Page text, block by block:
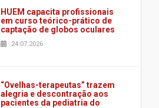
HUEM capacita profissionais
em curso teórico-prático de
captação de globos oculares
24.07.2026
“Ovelhas-terapeutas” trazem
alegria e descontração aos
pacientes da pediatria do